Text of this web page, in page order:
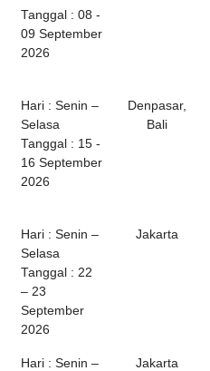
Tanggal : 08 -
09 September
2026
Hari : Senin –
Selasa
Tanggal : 15 -
16 September
2026
Denpasar,
Bali
Hari : Senin –
Selasa
Tanggal : 22
– 23
September
2026
Jakarta
Hari : Senin –
Jakarta